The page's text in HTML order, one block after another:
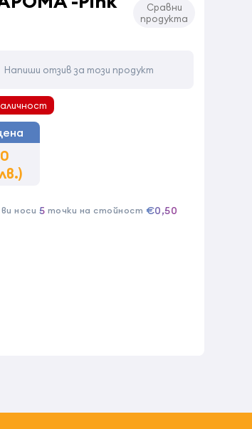
Сравни
продукта
Напиши отзив за този продукт
носи 5 точки на стойност €0,50